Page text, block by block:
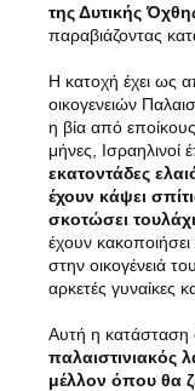
της Δυτικής
παραβιάζοντας
Η κατοχή έχει ως
οικογενειών
η βία από
μήνες, Ισραηλινοί
εκατοντάδες
έχουν κάψει
σκοτώσει
έχουν
στην οικογένειά
αρκετές γυναίκες
Αυτή η κατάσταση
παλαιστινιακός
μέλλον όπου θα